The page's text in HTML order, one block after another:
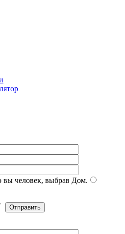
вы человек, выбрав Дом.